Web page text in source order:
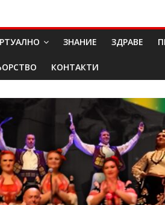
ЗНАНИЕ ЗДРАВЕ
КОНТАКТИ